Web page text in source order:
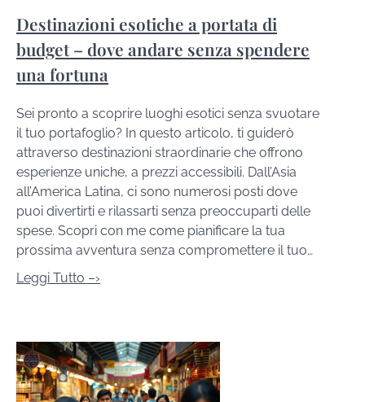
Destinazioni esotiche a portata di
budget – dove andare senza spendere
una fortuna
Sei pronto a scoprire luoghi esotici senza svuotare
il tuo portafoglio? In questo articolo, ti guiderò
attraverso destinazioni straordinarie che offrono
esperienze uniche, a prezzi accessibili. Dall’Asia
all’America Latina, ci sono numerosi posti dove
puoi divertirti e rilassarti senza preoccuparti delle
spese. Scopri con me come pianificare la tua
prossima avventura senza compromettere il tuo…
Leggi Tutto –›